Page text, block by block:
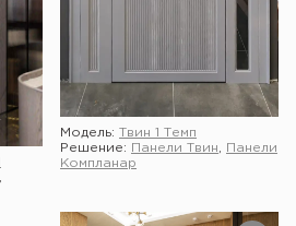
Модель: Твин 1 Темп
Решение:
Панели Твин
Панели
Компланар